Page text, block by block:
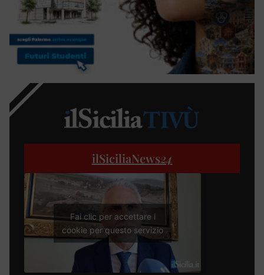
ilSiciliaNews24
Fai clic per accettare i
cookie per questo servizio